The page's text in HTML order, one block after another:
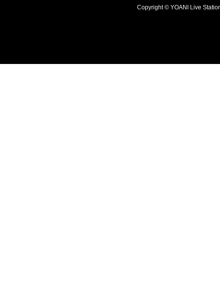
Copyright © YOANI Live